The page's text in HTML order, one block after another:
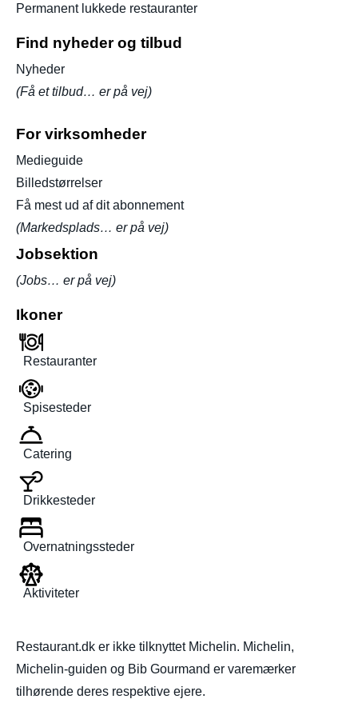
Permanent lukkede restauranter
Find nyheder og tilbud
Nyheder
(Få et tilbud… er på vej)
For virksomheder
Medieguide
Billedstørrelser
Få mest ud af dit abonnement
(Markedsplads… er på vej)
Jobsektion
(Jobs… er på vej)
Ikoner
Restauranter
Spisesteder
Catering
Drikkesteder
Overnatningssteder
Aktiviteter
Restaurant.dk er ikke tilknyttet Michelin. Michelin,
Michelin-guiden og Bib Gourmand er varemærker
tilhørende deres respektive ejere.